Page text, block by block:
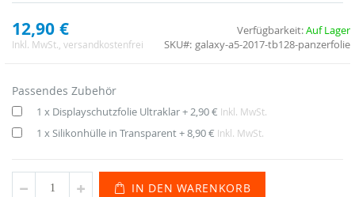
12,90 €
Inkl. MwSt. , versandkostenfrei
Verfügbarkeit:Auf Lager
SKU
galaxy-a5-2017-tb128-panzerfolie
Passendes Zubehör
1 x Displayschutzfolie Ultraklar+ 2,90 € Inkl. MwSt.
1 x Silikonhülle in Transparent+8,90 € Inkl. MwSt.
IN DEN WARENKORB